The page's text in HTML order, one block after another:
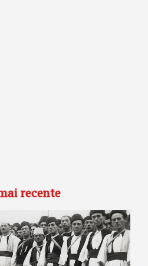
recente